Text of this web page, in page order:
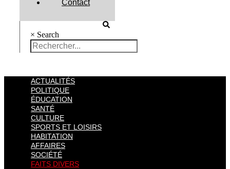
Contact
× Search
ACTUALITÉS
POLITIQUE
ÉDUCATION
SANTÉ
CULTURE
SPORTS ET LOISIRS
HABITATION
AFFAIRES
SOCIÉTÉ
FAITS DIVERS